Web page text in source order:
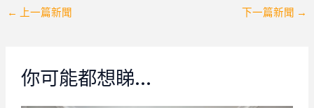
Post
← 上一篇新聞 下一篇新聞 →
你可能都想睇…